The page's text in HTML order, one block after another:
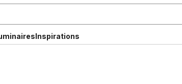
Inspirations